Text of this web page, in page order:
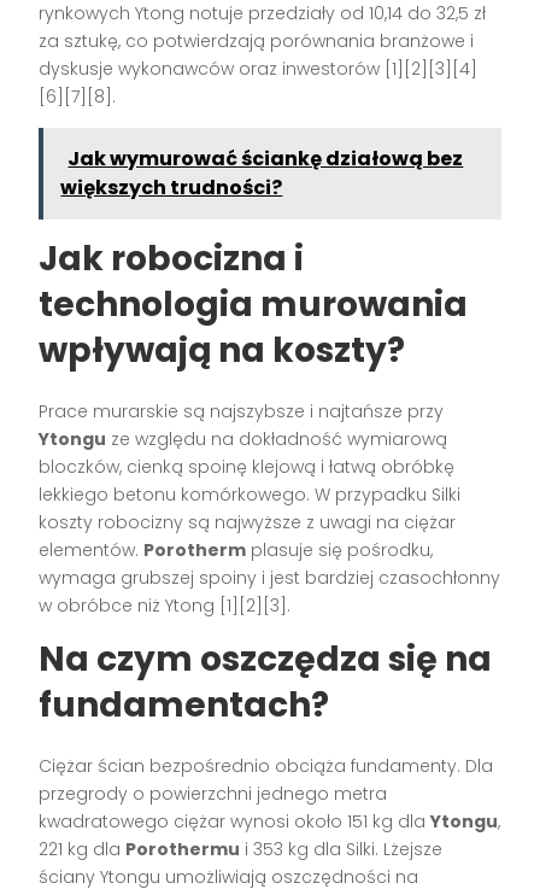
rynkowych Ytong notuje przedziały od 10,14 do 32,5 zł
za sztukę, co potwierdzają porównania branżowe i
dyskusje wykonawców oraz inwestorów [1][2][3][4]
[6][7][8].
Jak wymurować ściankę działową bez
większych trudności?
Jak robocizna i
technologia murowania
wpływają na koszty?
Prace murarskie są najszybsze i najtańsze przy
Ytongu ze względu na dokładność wymiarową
bloczków, cienką spoinę klejową i łatwą obróbkę
lekkiego betonu komórkowego. W przypadku Silki
koszty robocizny są najwyższe z uwagi na ciężar
elementów. Porotherm plasuje się pośrodku,
wymaga grubszej spoiny i jest bardziej czasochłonny
w obróbce niż Ytong [1][2][3].
Na czym oszczędza się na
fundamentach?
Ciężar ścian bezpośrednio obciąża fundamenty. Dla
przegrody o powierzchni jednego metra
kwadratowego ciężar wynosi około 151 kg dlaYtongu,
221 kg dla Porothermu i 353 kg dla Silki. Lżejsze
ściany Ytongu umożliwiają oszczędności na